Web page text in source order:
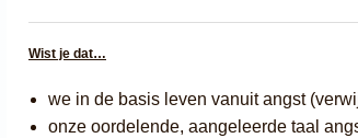
Wist je dat…
we in de basis leven vanuit angst
onze oordelende, aangeleerde taal